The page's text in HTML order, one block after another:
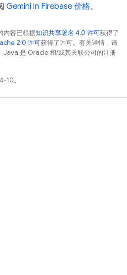
Gemini in Firebase 价格。
内容已根据知识共享署名 4.0 许可获得了
2.0 许可获得了许可。有关详情，请
Java 是 Oracle 和/或其关联公司的注册
10。